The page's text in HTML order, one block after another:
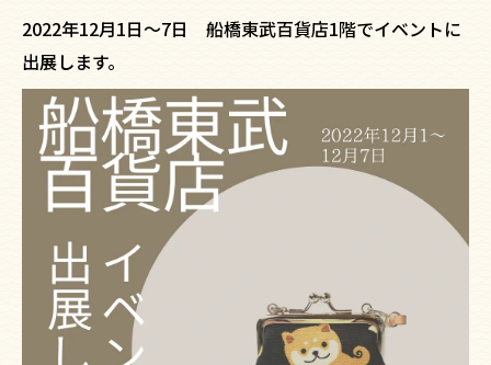
2022年12月1日～7日 船橋東武百貨店1階でイベントに
出展します。